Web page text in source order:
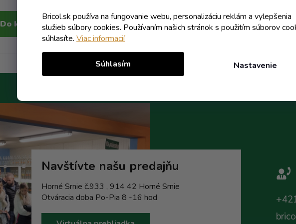
Bricol.sk používa na fungovanie webu, personalizáciu reklám a vylepšenia
služieb súbory cookies. Používaním našich stránok s použitím súborov
súhlasíte. Viac informacií
Nastavenie
Súhlasím
Do košíka Do košíka Do
Navštívte našu predajňu
Horné Srnie č.933 , 914 42 Horné Srnie
Otváracia doba Po-Pia 8 -16 hod